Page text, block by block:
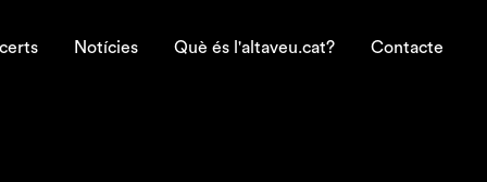
Notícies Què és l'altaveu.cat? Contacte